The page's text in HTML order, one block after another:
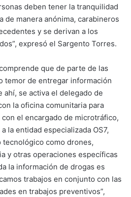
deben tener la tranquilidad
de manera anónima, carabineros
y se derivan a los
expresó el Sargento Torres.
que de parte de las
temor de entregar información
ahí, se activa el delegado de
la oficina comunitaria para
el encargado de microtráfico,
la entidad especializada OS7,
tecnológico como drones,
y otras operaciones específicas
la información de drogas es
trabajos en conjunto con las
en trabajos preventivos”,